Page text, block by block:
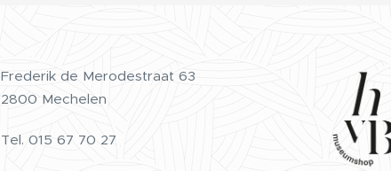
Frederik de Merodestraat 63
2800 Mechelen
Tel. 015 67 70 27